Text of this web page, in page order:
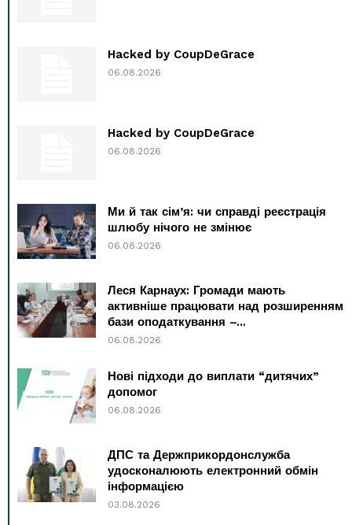
Hacked by CoupDeGrace
06.08.2026
Hacked by CoupDeGrace
06.08.2026
Ми й так сім’я: чи справді реєстрація
шлюбу нічого не змінює
06.08.2026
Леся Карнаух: Громади мають
активніше працювати над розширенням
бази оподаткування –...
06.08.2026
Нові підходи до виплати “дитячих”
допомог
06.08.2026
ДПС та Держприкордонслужба
удосконалюють електронний обмін
інформацією
03.08.2026